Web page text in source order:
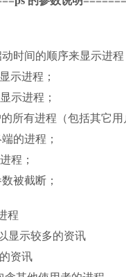
时间的顺序来显示进程
示进程；
示进程；
所有进程（包括其它用
的进程；
程；
被截断；
程
显示较多的资讯
资讯